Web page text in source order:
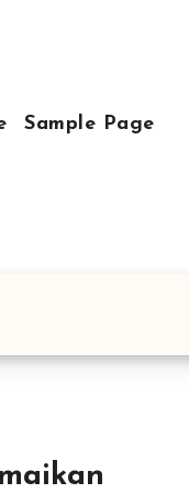
Sample Page